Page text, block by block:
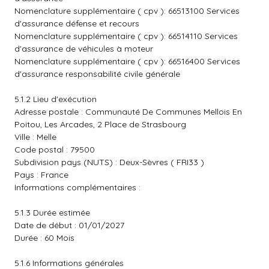
Nomenclature supplémentaire ( cpv ): 66513100 Services
d'assurance défense et recours
Nomenclature supplémentaire ( cpv ): 66514110 Services
d'assurance de véhicules à moteur
Nomenclature supplémentaire ( cpv ): 66516400 Services
d'assurance responsabilité civile générale
5.1.2 Lieu d'exécution
Adresse postale : Communauté De Communes Mellois En
Poitou, Les Arcades, 2 Place de Strasbourg
Ville : Melle
Code postal : 79500
Subdivision pays (NUTS) : Deux-Sèvres ( FRI33 )
Pays : France
Informations complémentaires :
5.1.3 Durée estimée
Date de début : 01/01/2027
Durée : 60 Mois
5.1.6 Informations générales